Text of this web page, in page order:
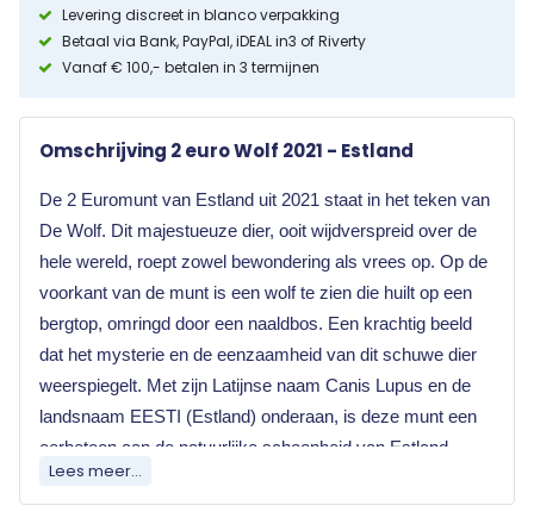
Levering discreet in blanco verpakking
Betaal via Bank, PayPal, iDEAL in3 of Riverty
Vanaf € 100,- betalen in 3 termijnen
Omschrijving 2 euro Wolf 2021 - Estland
De 2 Euromunt van Estland uit 2021 staat in het teken van
De Wolf. Dit majestueuze dier, ooit wijdverspreid over de
hele wereld, roept zowel bewondering als vrees op. Op de
voorkant van de munt is een wolf te zien die huilt op een
bergtop, omringd door een naaldbos. Een krachtig beeld
dat het mysterie en de eenzaamheid van dit schuwe dier
weerspiegelt. Met zijn Latijnse naam Canis Lupus en de
landsnaam EESTI (Estland) onderaan, is deze munt een
eerbetoon aan de natuurlijke schoonheid van Estland.
Elk land dat de euro als officiële munteenheid
Lees meer...